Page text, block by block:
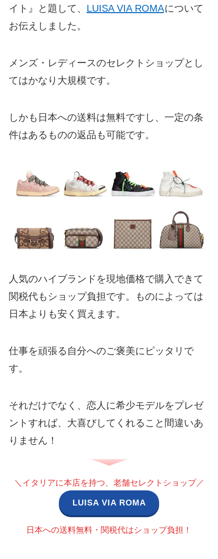
イト』と題して、 LUISA VIA ROMAについて
お伝えしました。
メンズ・レディースのセレクトショップとし
てはかなり大規模です。
しかも日本への送料は無料ですし、一定の条
件はあるものの返品も可能です。
人気のハイブランドを現地価格で購入できて
関税代もショップ負担です。ものによっては
日本よりも安く買えます。
仕事を頑張る自分へのご褒美にピッタリで
す。
それだけでなく、恋人に希少モデルをプレゼ
ントすれば、大喜びしてくれること間違いあ
りません！
＼イタリアに本店を持つ、老舗セレクトショップ／
LUISA VIA ROMA
日本への送料無料・関税代はショップ負担！